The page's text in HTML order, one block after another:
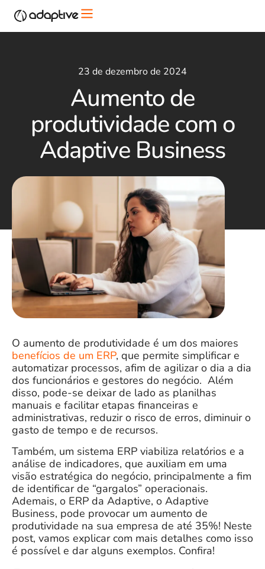
23 de dezembro de 2024
Aumento de
produtividade com o
Adaptive Business
O aumento de produtividade é um dos maiores
benefícios de um ERP, que permite simplificar e
automatizar processos, afim de agilizar o dia a dia
dos funcionários e gestores do negócio. Além
disso, pode-se deixar de lado as planilhas
manuais e facilitar etapas financeiras e
administrativas, reduzir o risco de erros, diminuir o
gasto de tempo e de recursos.
Também, um sistema ERP viabiliza relatórios e a
análise de indicadores, que auxiliam em uma
visão estratégica do negócio, principalmente a fim
de identificar de “gargalos” operacionais.
Ademais, o ERP da Adaptive, o Adaptive
Business, pode provocar um aumento de
produtividade na sua empresa de até 35%! Neste
post, vamos explicar com mais detalhes como isso
é possível e dar alguns exemplos. Confira!